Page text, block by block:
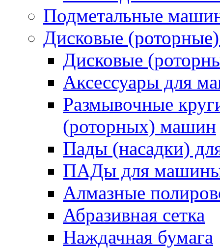
Подметальные
Дисковые
Дисковые
Аксессуары для
Размывочные
(роторных) машин
Пады (насадки)
ПАДы для
Алмазные
Абразивная сетка
Наждачная бумага